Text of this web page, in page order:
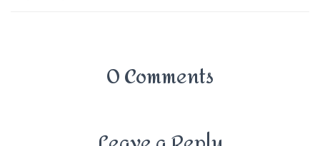
0 Comments